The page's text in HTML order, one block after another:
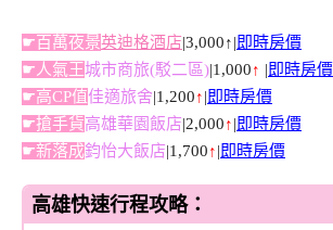
☛百萬夜景英迪格酒店|3,000↑|即時房價
☛人氣王城市商旅(駁二區)|1,000↑ |即時房價
☛高CP值佳適旅舍|1,200↑|即時房價
☛搶手貨高雄華園飯店|2,000↑|即時房價
☛新落成鈞怡大飯店|1,700↑|即時房價
高雄快速行程攻略：